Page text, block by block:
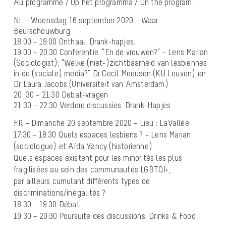
Au programme / Op het programma / On the program:
NL – Woensdag 16 september 2020 – Waar:
Beurschouwburg
18:00 – 19:00 Onthaal. Drank-hapjes.
19:00 – 20:30 Conferentie: “En de vrouwen?” – Lens Marian
(Sociologist); “Welke (niet-)zichtbaarheid van lesbiennes
in de (sociale) media?” Dr Cecil Meeusen (KU Leuven) en
Dr Laura Jacobs (Universiteit van Amsterdam)
20 :30 – 21:30 Debat-vragen
21:30 – 22:30 Verdere discussies. Drank-Hapjes
FR – Dimanche 20 septembre 2020 – Lieu : LaVallée
17:30 – 18:30 Quels espaces lesbiens ? – Lens Marian
(sociologue) et Aïda Yancy (historienne)
Quels espaces existent pour les minorités les plus
fragilisées au sein des communautés LGBTQI+,
par ailleurs cumulant différents types de
discriminations/inégalités ?
18:30 – 19:30 Débat
19:30 – 20:30 Poursuite des discussions. Drinks & Food